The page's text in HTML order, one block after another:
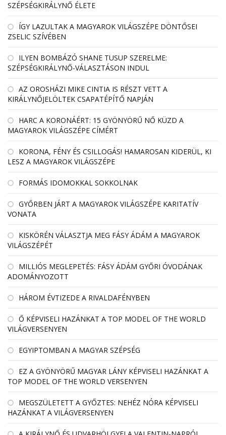
SZÉPSÉGKIRÁLYNŐ ÉLETE
ÍGY LAZULTAK A MAGYAROK VILÁGSZÉPE DÖNTŐSEI
ZSELIC SZÍVÉBEN
ILYEN BOMBÁZÓ SHANE TUSUP SZERELME:
SZÉPSÉGKIRÁLYNŐ-VÁLASZTÁSON INDUL
AZ OROSHÁZI MIKE CINTIA IS RÉSZT VETT A
KIRÁLYNŐJELÖLTEK CSAPATÉPÍTŐ NAPJÁN
HARC A KORONÁÉRT: 15 GYÖNYÖRŰ NŐ KÜZD A
MAGYAROK VILÁGSZÉPE CÍMÉRT
KORONA, FÉNY ÉS CSILLOGÁS! HAMAROSAN KIDERÜL, KI
LESZ A MAGYAROK VILÁGSZÉPE
FORMÁS IDOMOKKAL SOKKOLNAK
GYŐRBEN JÁRT A MAGYAROK VILÁGSZÉPE KARITATÍV
VONATA
KISKÖRÉN VÁLASZTJA MEG FÁSY ÁDÁM A MAGYAROK
VILÁGSZÉPÉT
MILLIÓS MEGLEPETÉS: FÁSY ÁDÁM GYŐRI ÓVODÁNAK
ADOMÁNYOZOTT
HÁROM ÉVTIZEDE A RIVALDAFÉNYBEN
Ő KÉPVISELI HAZÁNKAT A TOP MODEL OF THE WORLD
VILÁGVERSENYEN
EGYIPTOMBAN A MAGYAR SZÉPSÉG
EZ A GYÖNYÖRŰ MAGYAR LÁNY KÉPVISELI HAZÁNKAT A
TOP MODEL OF THE WORLD VERSENYEN
MEGSZÜLETETT A GYŐZTES: NEHÉZ NÓRA KÉPVISELI
HAZÁNKAT A VILÁGVERSENYEN